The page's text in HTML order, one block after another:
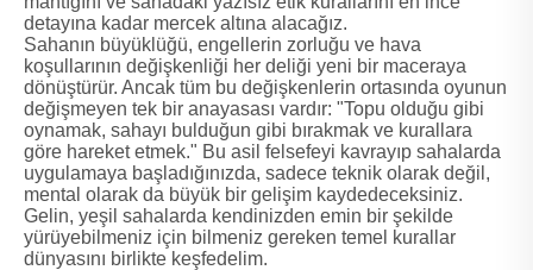
detayına kadar mercek altına alacağız.
Sahanın büyüklüğü, engellerin zorluğu ve hava
koşullarının değişkenliği her deliği yeni bir maceraya
dönüştürür. Ancak tüm bu değişkenlerin ortasında oyunun
değişmeyen tek bir anayasası vardır: "Topu olduğu gibi
oynamak, sahayı bulduğun gibi bırakmak ve kurallara
göre hareket etmek." Bu asil felsefeyi kavrayıp sahalarda
uygulamaya başladığınızda, sadece teknik olarak değil,
mental olarak da büyük bir gelişim kaydedeceksiniz.
Gelin, yeşil sahalarda kendinizden emin bir şekilde
yürüyebilmeniz için bilmeniz gereken temel kurallar
dünyasını birlikte keşfedelim.